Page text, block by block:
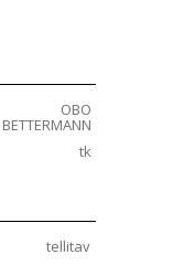
OBO
BETTERMANN
tk
tellitav